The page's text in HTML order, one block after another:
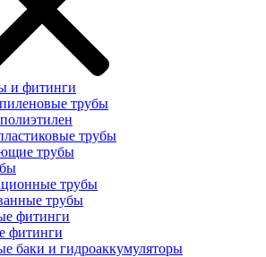
и фитинги
трубы
трубы
трубы
трубы
трубы
фитинги
фитинги
баки и гидроаккумуляторы